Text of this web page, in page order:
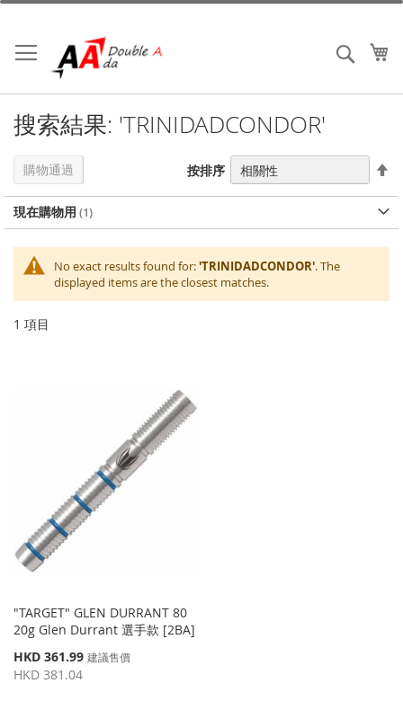
跳
內
容
搜索
搜索結果: 'TRINIDADCONDOR'
No exact results found for:'TRINIDADCONDOR'. The
displayed items are the closest matches.
1 項目
按排序
"TARGET" GLEN DURRANT 80
20g Glen Durrant 選手款 [2BA]
特
殊
HKD 361.99 建議售價
HKD 381.04
購物通過
現在購物用